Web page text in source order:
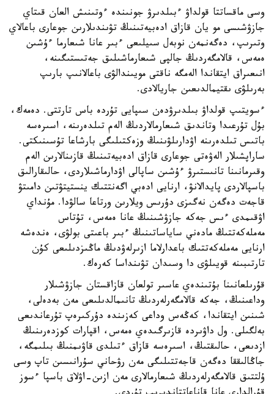
وسى ماقساتتا قولداۋ ءبىلدىرۋ جونىندە ءوتىنىش العان قىتاي
جازۋشىسى مو يان قازاق ادەبيەتىنىڭ تۋىندىلارىن جوعارى باعالاي
وتىرىپ، دەگەنمەن نوبەل سىيلىعى ءبىر عانا شىعارما ءۇشىن
ەمەس، قالامگەردىڭ جالپى شىعارماشىلىق جەتىستىگىنە،
انىعىراق ايتقاندا الەمگە ناقتى مويىندالۋى باعالانىپ بارىپ
بەرىلۋى ىقتيمالدىعىن جاريالادى.
ءسويتىپ قولداۋ بىلدىرۋدەن سىپايى تۇردە باس تارتتى. دەمەك،
بۇل تۇرعىدا وتاندىق شىعارمالاردىڭ الەم تىلدەرىنە، اسىرەسە
باتىس تىلدەرىنە اۋدارىلۋىنىڭ وزەكتىلىگى بارشاعا تۇسىنىكتى.
ساراپشىلار الەۋەتى جوعارى قازاق ادەبيەتىنىڭ قازىنالارىن الەم
وقىرمانىنا تانىستىرۋ ءۇشىن ساپالى اۋدارماشىلاردى، حالىقارالىق
باسپالاردى پايدالانۋ، ارنايى ادەبي اگەنتتىك ينستيتۋتىن دامىتۋ
قاجەت دەگەن نەگىزى دۇرىس ويلارىن ورتاعا سالۋدا. مۇنداي
اۋقىمدى ءىس جەكە جازۋشىنىڭ عانا ەمەس، تۇتاس
مەملەكەتتىڭ مادەني ساياساتىنىڭ ءبىر باعىتى بولۋى، ەندەشە
ارنايى مەملەكەتتىك باعدارلاما ازىرلەۋدىڭ ماڭىزدىلىعى كۇن
تارتىبىنە قويىلۋى دا وسىدان تۋىنداسا كەرەك.
قۇرىلعانىنا بۇتىندەي عاسىر تولعان قازاقستان جازۋشىلار
وداعىنىڭ، جەكە قالامگەرلەردىڭ تانىمالدىلىعى مەن بەدەلى،
شىنىن ايتقاندا، كەڭەس وداعى كەزىندە دۇركىرەپ تۇرعاندىعى
بەلگىلى. ول داۋىردە قازىرگىدەي ەمەس، اقپارات كوزدەرىنىڭ
ازدىعى، حالىقتىڭ، اسىرەسە قازاق ءتىلدى قاۋىمنىڭ بىلىمگە،
جاڭالىققا دەگەن قاجەتتىلىگى مەن رۋحاني سۇرانىسىن تاپ وسى
ۇلتتىق قالامگەرلەردىڭ شىعارمالارى مەن ازىن-اۋلاق باسپا ءسوز